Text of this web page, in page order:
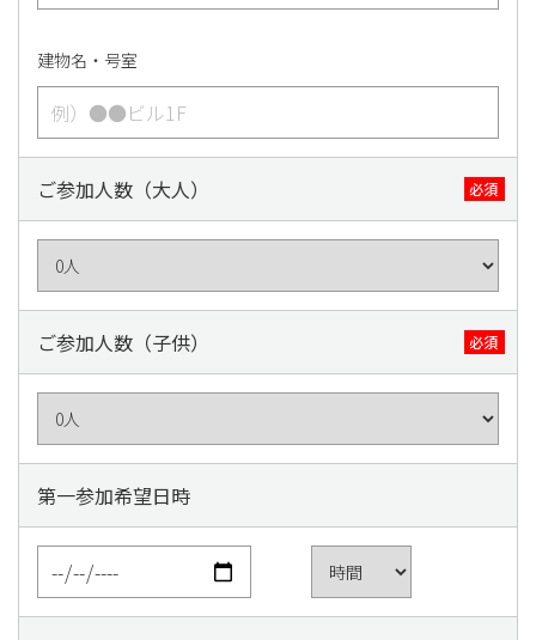
建物名・号室
ご参加人数（大人） 必須
ご参加人数（子供） 必須
第一参加希望日時